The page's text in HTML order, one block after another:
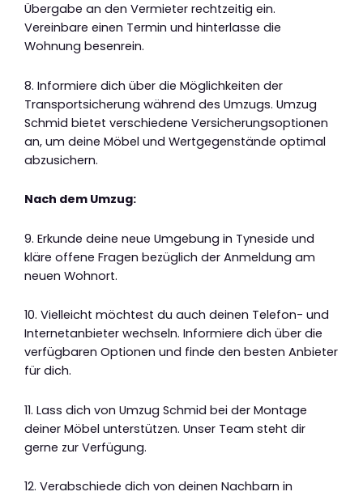
Übergabe an den Vermieter rechtzeitig ein.
Vereinbare einen Termin und hinterlasse die
Wohnung besenrein.
8. Informiere dich über die Möglichkeiten der
Transportsicherung während des Umzugs. Umzug
Schmid bietet verschiedene Versicherungsoptionen
an, um deine Möbel und Wertgegenstände optimal
abzusichern.
Nach dem Umzug:
9. Erkunde deine neue Umgebung in Tyneside und
kläre offene Fragen bezüglich der Anmeldung am
neuen Wohnort.
10. Vielleicht möchtest du auch deinen Telefon- und
Internetanbieter wechseln. Informiere dich über die
verfügbaren Optionen und finde den besten Anbieter
für dich.
11. Lass dich von Umzug Schmid bei der Montage
deiner Möbel unterstützen. Unser Team steht dir
gerne zur Verfügung.
12. Verabschiede dich von deinen Nachbarn in